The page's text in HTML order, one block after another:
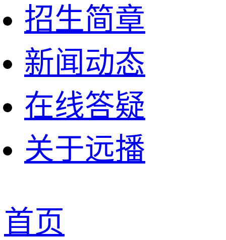
招生简章
新闻动态
在线答疑
关于远播
首页